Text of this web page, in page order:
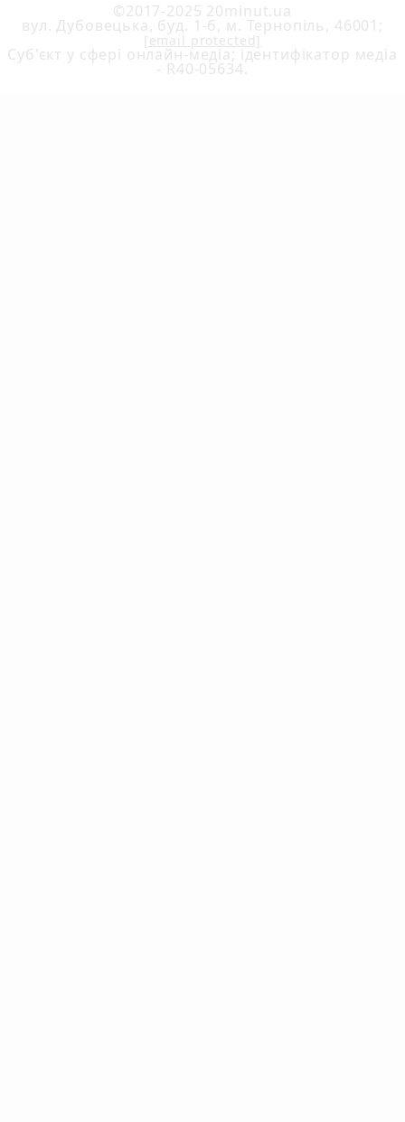
©2017-2025 20minut.ua
вул. Дубовецька, буд. 1-б, м. Тернопіль, 46001;
[email protected]
Cуб'єкт у сфері онлайн-медіа; ідентифікатор медіа
- R40-05634.